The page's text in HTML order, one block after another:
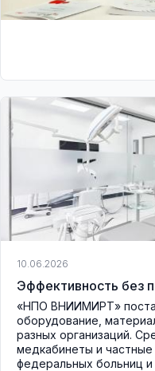
10.06.2026
Эффективность без
«НПО ВНИИМИРТ»
оборудование,
разных организаций.
медкабинеты и
федеральных больниц